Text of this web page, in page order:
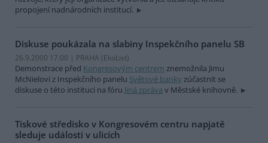
propojení nadnárodních institucí.
Diskuse poukázala na slabiny Inspekčního panelu SB
26.9.2000 17:00 | PRAHA (EkoList)
Demonstrace před Kongresovým centrem znemožnila Jimu
McNielovi z Inspekčního panelu Světové banky zúčastnit se
diskuse o této instituci na fóru Jiná zpráva v Městské knihovně.
Tiskové středisko v Kongresovém centru napjatě
sleduje události v ulicích